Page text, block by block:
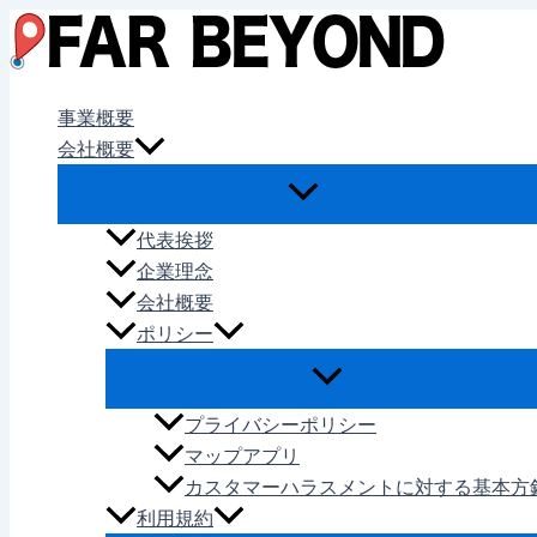
内
容
事業概要
会社概要
代表挨拶
企業理念
会社概要
ポリシー
プライバシーポリシー
マップアプリ
カスタマーハラスメントに対する基本方
利用規約